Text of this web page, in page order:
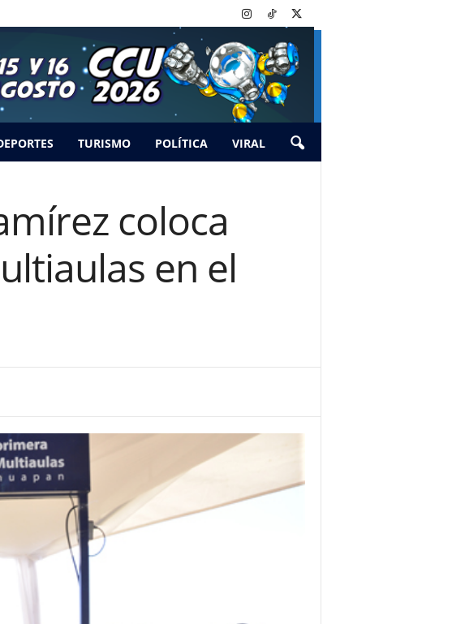
TURISMO POLÍTICA VIRAL
coloca
en el